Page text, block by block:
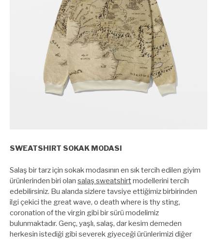
SWEATSHIRT SOKAK MODASI
Salaş bir tarz için sokak modasının en sık tercih edilen giyim
ürünlerinden biri olan salaş sweatshirtmodellerini tercih
edebilirsiniz. Bu alanda sizlere tavsiye ettiğimiz birbirinden
ilgi çekici the great wave, o death where is thy sting,
coronation of the virgin gibi bir sürü modelimiz
bulunmaktadır. Genç, yaşlı, salaş, dar kesim demeden
herkesin istediği gibi severek giyeceği ürünlerimizi diğer